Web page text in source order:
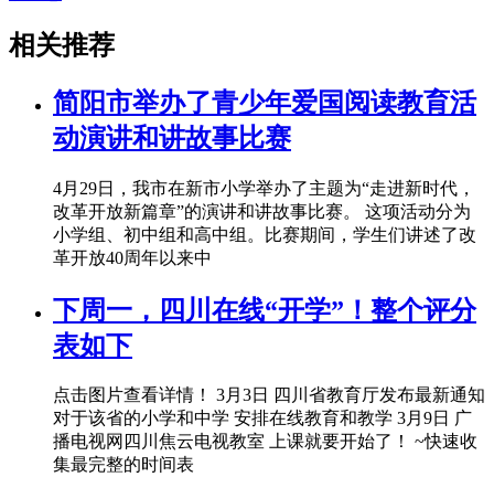
相关推荐
简阳市举办了青少年爱国阅读教育活
动演讲和讲故事比赛
4月29日，我市在新市小学举办了主题为“走进新时代，
改革开放新篇章”的演讲和讲故事比赛。 这项活动分为
小学组、初中组和高中组。比赛期间，学生们讲述了改
革开放40周年以来中
下周一，四川在线“开学”！整个评分
表如下
点击图片查看详情！ 3月3日 四川省教育厅发布最新通知
对于该省的小学和中学 安排在线教育和教学 3月9日 广
播电视网四川焦云电视教室 上课就要开始了！ ~快速收
集最完整的时间表